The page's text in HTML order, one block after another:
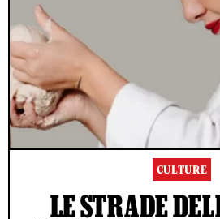
CULTURE
LE STRADE